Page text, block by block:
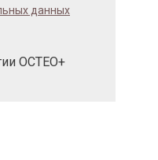
данных
ОСТЕО+